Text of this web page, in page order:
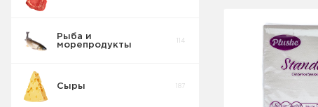
Печенье
Рыба и
морепродукты
114
Сыры 187